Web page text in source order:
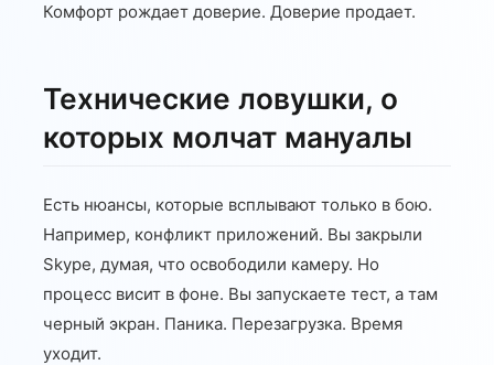
Комфорт рождает доверие. Доверие продает.
Технические ловушки, о
которых молчат мануалы
Есть нюансы, которые всплывают только в бою.
Например, конфликт приложений. Вы закрыли
Skype, думая, что освободили камеру. Но
процесс висит в фоне. Вы запускаете тест, а там
черный экран. Паника. Перезагрузка. Время
уходит.